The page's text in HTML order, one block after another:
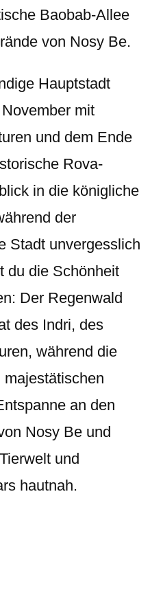
Baobab-Allee
von Nosy Be.
Hauptstadt
mit
und dem Ende
Rova-
in die königliche
der
Stadt unvergesslich
du die Schönheit
Der Regenwald
des Indri, des
während die
an den
Nosy Be und
und
hautnah.